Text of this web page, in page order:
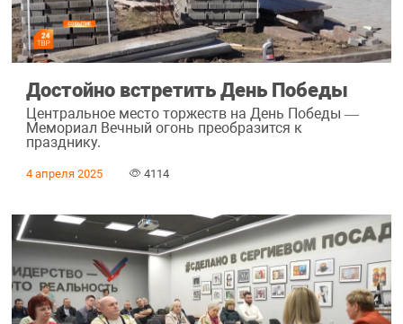
Достойно встретить День Победы
Центральное место торжеств на День Победы —
Мемориал Вечный огонь преобразится к
празднику.
4 апреля 2025 4114